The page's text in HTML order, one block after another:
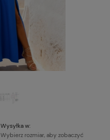
Wysyłka w:
Wybierz rozmiar, aby zobaczyć